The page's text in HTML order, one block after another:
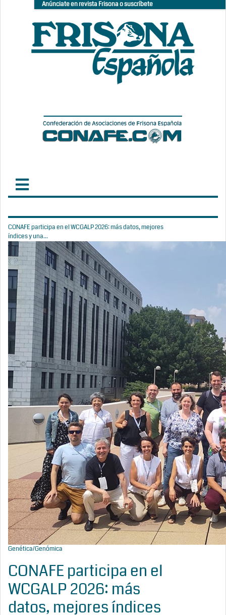
Anúnciate en revista Frisona o suscríbete
CONAFE participa en el WCGALP 2026: más datos, mejores
índices y una...
Genética/Genómica
CONAFE participa en el
WCGALP 2026: más
datos, mejores índices